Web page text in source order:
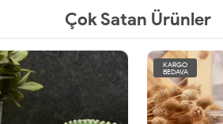
Çok Satan Ürünler
KARGO
BEDAVA